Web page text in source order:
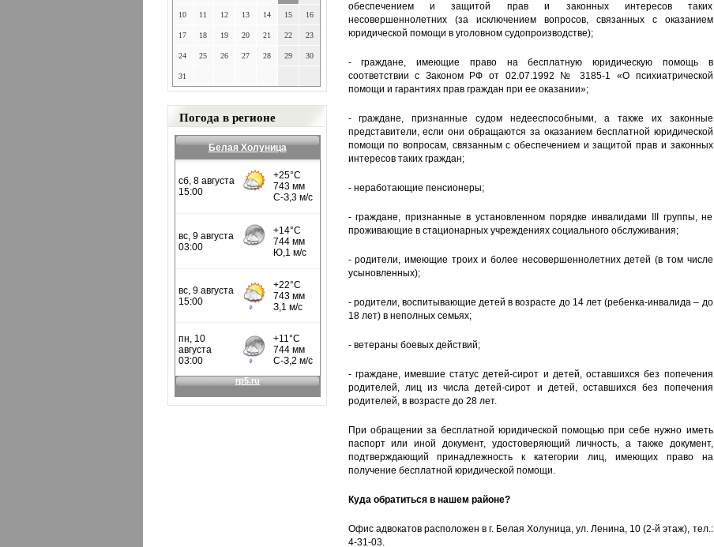
10 11 12 13 14 15 16
17 18 19 20 21 22 23
24 25 26 27 28 29 30
31
Погода в регионе
Белая Холуница
обеспечением и защитой прав и законных интересов таких
несовершеннолетних (за исключением вопросов, связанных с оказанием
юридической помощи в уголовном судопроизводстве);
- граждане, имеющие право на бесплатную юридическую помощь в
соответствии с Законом РФ от 02.07.1992 № 3185-1 «О психиатрической
помощи и гарантиях прав граждан при ее оказании»;
- граждане, признанные судом недееспособными, а также их законные
представители, если они обращаются за оказанием бесплатной юридической
помощи по вопросам, связанным с обеспечением и защитой прав и законных
интересов таких граждан;
- неработающие пенсионеры;
- граждане, признанные в установленном порядке инвалидами III группы, не
проживающие в стационарных учреждениях социального обслуживания;
- родители, имеющие троих и более несовершеннолетних детей (в том числе
усыновленных);
- родители, воспитывающие детей в возрасте до 14 лет (ребенка-инвалида – до
18 лет) в неполных семьях;
- ветераны боевых действий;
- граждане, имевшие статус детей-сирот и детей, оставшихся без попечения
родителей, лиц из числа детей-сирот и детей, оставшихся без попечения
родителей, в возрасте до 28 лет.
При обращении за бесплатной юридической помощью при себе нужно иметь
паспорт или иной документ, удостоверяющий личность, а также документ,
подтверждающий принадлежность к категории лиц, имеющих право на
получение бесплатной юридической помощи.
Куда обратиться в нашем районе?
Офис адвокатов расположен в г. Белая Холуница, ул. Ленина, 10 (2-й этаж), тел.:
4-31-03.